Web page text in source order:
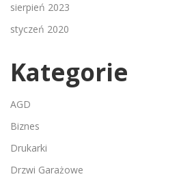
sierpień 2023
styczeń 2020
Kategorie
AGD
Biznes
Drukarki
Drzwi Garażowe